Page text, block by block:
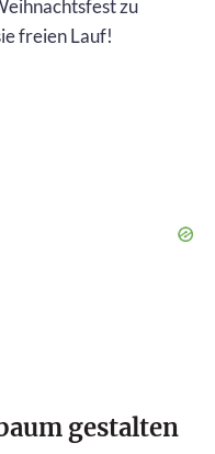
zu
freien Lauf!
gestalten